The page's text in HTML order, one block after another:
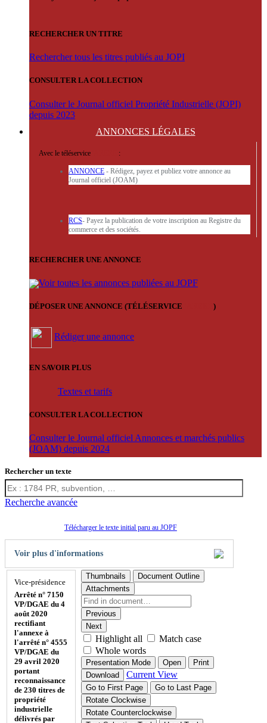
RECHERCHER UN TITRE
Rechercher tous les titres publiés au JOPI
CONSULTER LA COLLECTION
Consulter le Journal officiel Propriété Industrielle (JOPI)
depuis 2023
ANNONCES LÉGALES
Avec le téléservice :
ANNONCE - Rédigez, payez et publiez votre annonce au
Journal officiel (JOAM)
RCS- Payez la publication de votre inscription au Registre du
commerce et des sociétés.
RECHERCHER UNE ANNONCE
Voir toutes les annonces publiées au JOPF
DÉPOSER UNE ANNONCE (TÉLÉSERVICE )
Rédiger une annonce
EN SAVOIR PLUS
Textes et tarifs
CONSULTER LA COLLECTION
Consulter le Journal officiel Annonces et marchés publics
(JOAM) depuis 2024
Rechercher un texte
Recherche avancée
Télécharger le texte initial paru au JOPF
Voir plus d'informations
Vice-présidence
Arrêté n° 7150
VP/DGAE du 4
août 2020
rectifiant
l'annexe à
l'arrêté n° 4555
VP/DGAE du
29 avril 2020
portant
reconnaissance
de 230 titres de
propriété
industrielle
délivrés par
Thumbnails
Document Outline
Attachments
Previous
Next
Highlight all
Match case
Whole words
Presentation Mode Open
Print
Download
Current View
Go to First Page
Go to Last Page
Rotate Clockwise
Rotate Counterclockwise